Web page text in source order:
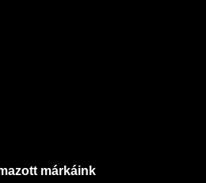
márkáink